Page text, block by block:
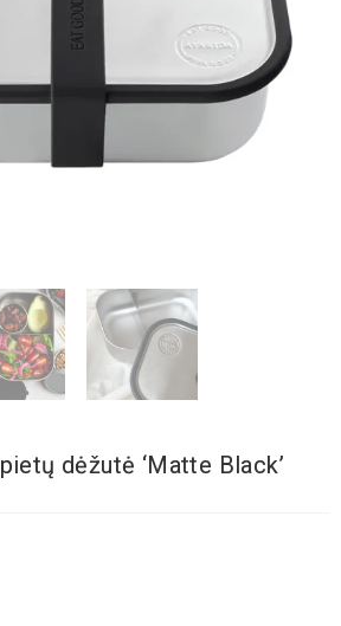
dėžutė ‘Matte Black’